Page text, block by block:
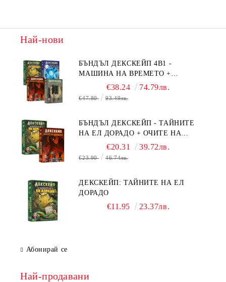
Най-нови
БЪНДЪЛ ДЕКСКЕЙП 4В1 -
МАШИНА НА ВРЕМЕТО +
БЯГСТВО ОТ АЛКАТРАЗ +
ТАЙНИТЕ НА ЕЛ ДОРАДО +
€38.24 74.79лв.
€47.80 93.49лв.
БЪНДЪЛ ДЕКСКЕЙП - ТАЙНИТЕ
НА ЕЛ ДОРАДО + ОЧИТЕ НА
ДРАКОНА€20.31 39.72лв.
€23.90 46.74лв.
ДЕКСКЕЙП: ТАЙНИТЕ НА ЕЛ
ДОРАДО
€11.95 23.37лв.
Абонирай се
Най-продавани